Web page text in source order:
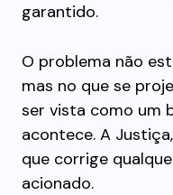
garantido.
O problema não
mas no que se
ser vista como um
acontece. A
que corrige
acionado.